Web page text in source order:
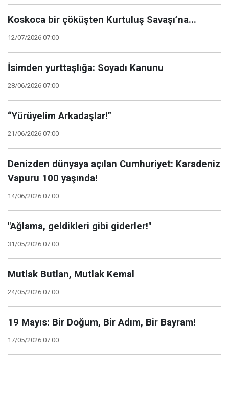
Koskoca bir çöküşten Kurtuluş Savaşı’na...
12/07/2026 07:00
İsimden yurttaşlığa: Soyadı Kanunu
28/06/2026 07:00
“Yürüyelim Arkadaşlar!”
21/06/2026 07:00
Denizden dünyaya açılan Cumhuriyet: Karadeniz
Vapuru 100 yaşında!
14/06/2026 07:00
"Ağlama, geldikleri gibi giderler!"
31/05/2026 07:00
Mutlak Butlan, Mutlak Kemal
24/05/2026 07:00
19 Mayıs: Bir Doğum, Bir Adım, Bir Bayram!
17/05/2026 07:00